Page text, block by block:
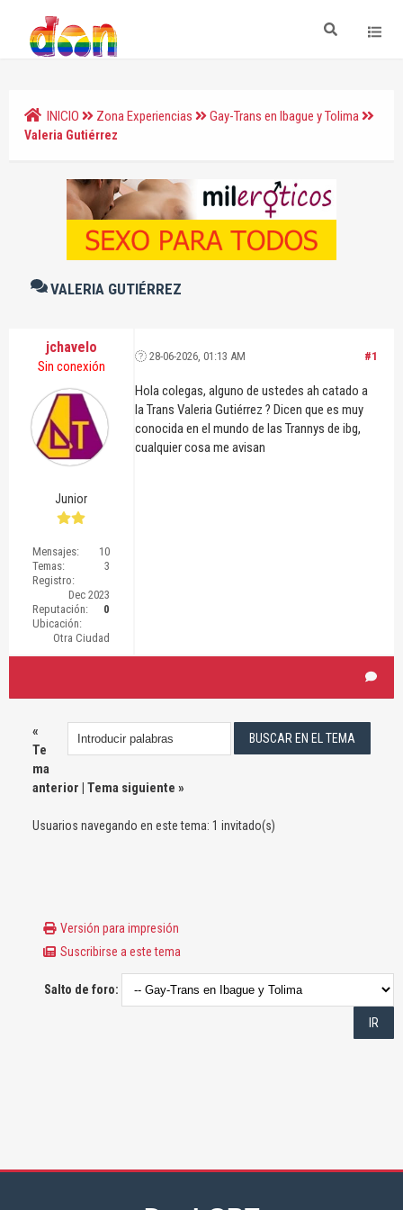
INICIO Zona Experiencias Gay-Trans en Ibague y Tolima
Valeria Gutiérrez
VALERIA GUTIÉRREZ
jchavelo
Sin conexión
Junior
Mensajes:
10
Temas:
3
Registro:
Dec 2023
Reputación:
0
Ubicación:
Otra Ciudad
#1
28-06-2026, 01:13 AM
Hola colegas, alguno de ustedes ah catado a
la Trans Valeria Gutiérrez ? Dicen que es muy
conocida en el mundo de las Trannys de ibg,
cualquier cosa me avisan
«
Te
ma
anterior | Tema siguiente »
Usuarios navegando en este tema: 1 invitado(s)
Versión para impresión
Suscribirse a este tema
Salto de foro: